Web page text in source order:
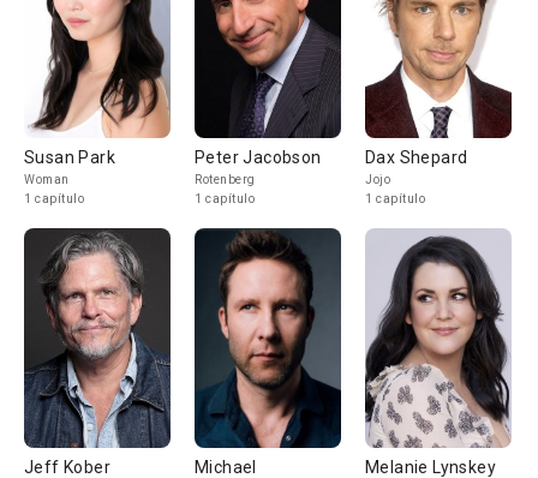
Susan Park
Woman
1 capítulo
Peter Jacobson
Rotenberg
1 capítulo
Dax Shepard
Jojo
1 capítulo
Jeff Kober
Michael
Melanie Lynskey